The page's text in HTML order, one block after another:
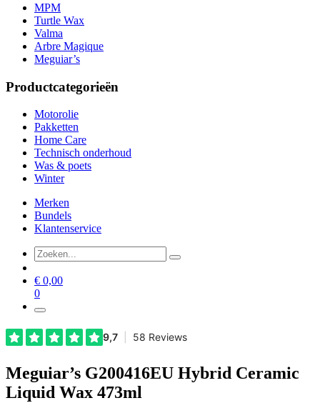
MPM
Turtle Wax
Valma
Arbre Magique
Meguiar’s
Productcategorieën
Motorolie
Pakketten
Home Care
Technisch onderhoud
Was & poets
Winter
Merken
Bundels
Klantenservice
€ 0,00
0
Meguiar’s G200416EU Hybrid Ceramic
Liquid Wax 473ml